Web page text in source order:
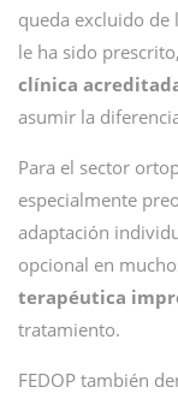
queda excluido
le ha sido
clínica
asumir la
Para el sector
especialmente
adaptación
opcional en
terapéutica
tratamiento.
FEDOP también